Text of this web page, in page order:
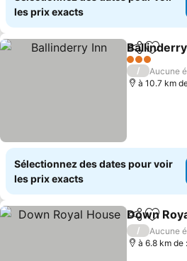
les prix exacts
Partager
3 Étoiles
/
Aucune
à 10.7 km
Sélectionnez des dates pour voir
les prix exacts
Partager
Down
/
Aucune
à 6.8 km